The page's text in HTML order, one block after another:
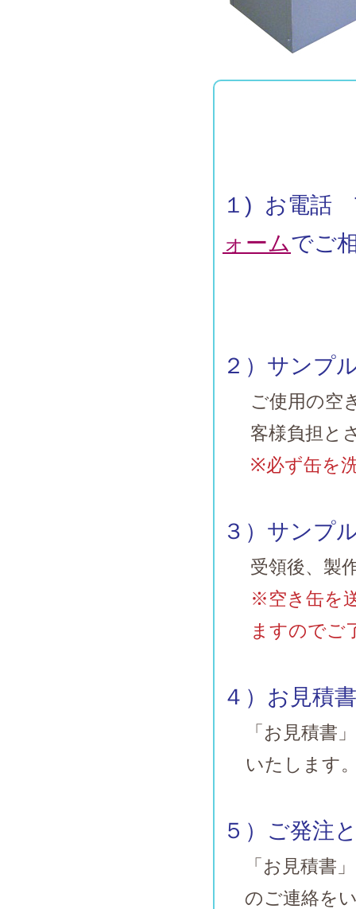
１) お電話
ォームでご
２）サンプ
ご使用の空
客様負担と
※必ず缶を
３）サンプ
受領後、製
※空き缶を
ますのでご
４）お見積
「お見積書
いたします
５）ご発注
「お見積書
のご連絡を